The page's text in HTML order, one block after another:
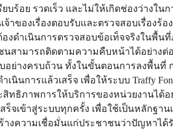
ยบร้อย รวดเร็ว และไม่ให้เกิดช่องว่าง
าของเรื่องตอบรับและตรวจสอบเรื่องร้อ
งดำเนินการตรวจสอบข้อเท็จจริงในพื้น
นสามารถติดตามความคืบหน้าได้อย่าง
อย่างครบถ้วน ทั้งในขั้นตอนการลงพื้นที่
นินการแล้วเสร็จ เพื่อให้ระบบ Traffy
สิทธิภาพการให้บริการของหน่วยงานได้
จเข้าสู่ระบบทุกครั้ง เพื่อใช้เป็นหลักฐา
างความเชื่อมั่นแก่ประชาชนว่าปัญหาไ